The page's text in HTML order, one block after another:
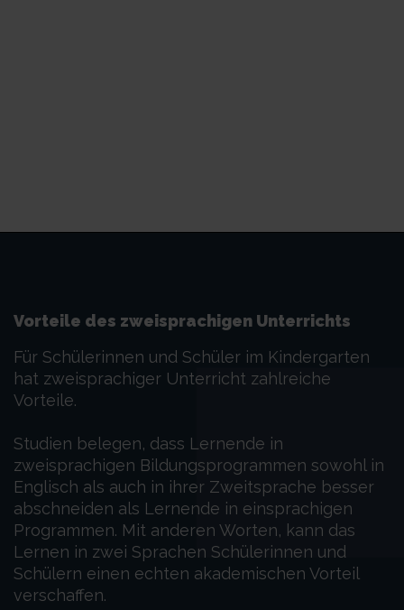
Vorteile des zweisprachigen Unterrichts
Für Schülerinnen und Schüler im Kindergarten
hat zweisprachiger Unterricht zahlreiche
Vorteile.
Studien belegen, dass Lernende in
zweisprachigen Bildungsprogrammen sowohl in
Englisch als auch in ihrer Zweitsprache besser
abschneiden als Lernende in einsprachigen
Programmen. Mit anderen Worten, kann das
Lernen in zwei Sprachen Schülerinnen und
Schülern einen echten akademischen Vorteil
verschaffen.